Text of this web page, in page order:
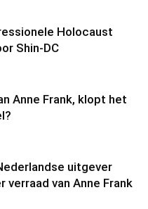
Holocaust
Shin-DC
Anne Frank, klopt het
uitgever
verraad van Anne Frank